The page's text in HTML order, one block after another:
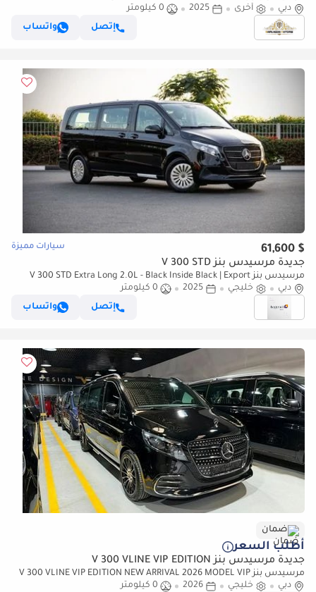
Limgene
دبي أخرى 2025
0 كيلومتر
إتصل
واتساب
$ 61,600 سيارات مميزة
جديدة مرسيدس بنز V 300 STD
مرسيدس بنز V 300 STD Extra Long 2.0L - Black Inside Black | Export
Onlyدبي خليجي 2025
0 كيلومتر
إتصل
واتساب
ضمان
أطلب السعر
جديدة مرسيدس بنز V 300 VLINE VIP EDITION
مرسيدس بنز V 300 VLINE VIP EDITION NEW ARRIVAL 2026 MODEL VIP
MERCEDES GCC V300 with ADDITIONAL REAR AC - 2 Years Warranty by
دبي خليجي 2026
0 كيلومتر